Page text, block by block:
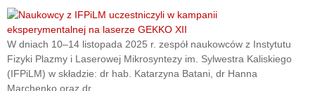
W dniach 10–14 listopada 2025 r. zespół naukowców z Instytutu
Fizyki Plazmy i Laserowej Mikrosyntezy im. Sylwestra Kaliskiego
(IFPiLM) w składzie: dr hab. Katarzyna Batani, dr Hanna
Marchenko oraz dr...